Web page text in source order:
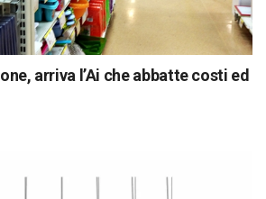
arriva l’Ai che abbatte costi ed